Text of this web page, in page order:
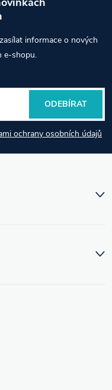
informace o nových
e-shopu.
ochrany osobních údajů
ODEBÍRAT